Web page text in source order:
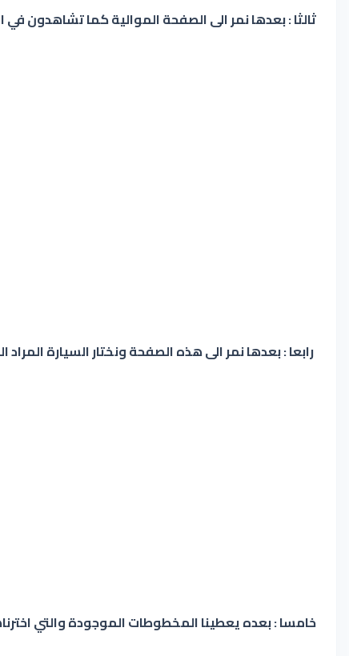
ثالثا : بعدها نمر الى الصفحة الموالية كما تشاهدون في
رابعا : بعدها نمر الى هذه الصفحة ونختار السيارة
خامسا : بعده يعطينا المخطوطات الموجودة والتي